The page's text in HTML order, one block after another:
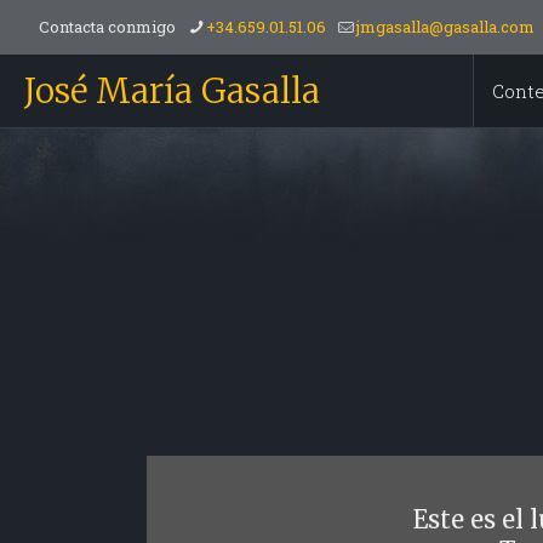
Contacta conmigo +34.659.01.51.06 jmgasalla@gasalla.com
José María Gasalla
Este es el